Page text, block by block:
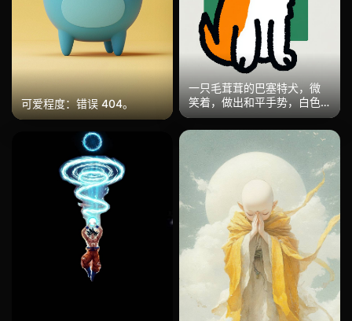
可爱程度：错误 404。
一只毛茸茸的巴塞特犬，微
笑着，做出和平手势，白色
背景